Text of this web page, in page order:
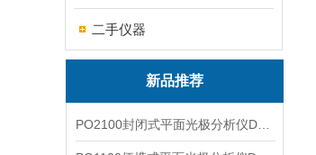
二手仪器
新品推荐